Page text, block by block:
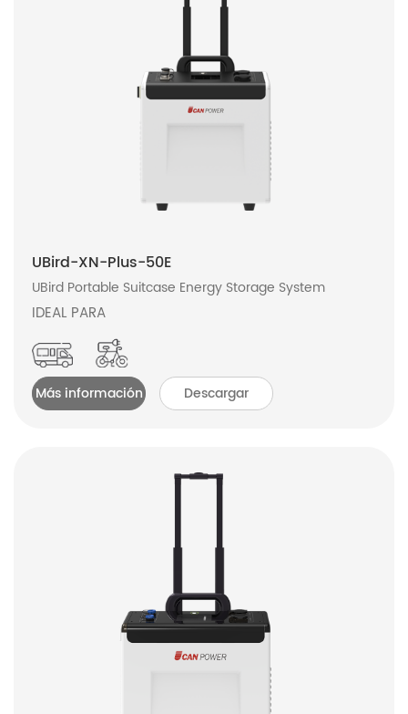
UBird-XN-Plus-50E
UBird Portable Suitcase Energy Storage System
IDEAL PARA
Más información Descargar